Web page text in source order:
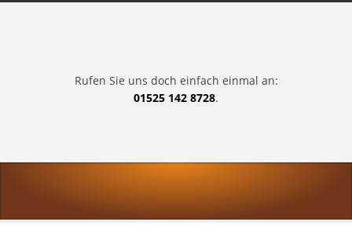
Rufen Sie uns doch einfach einmal an:
01525 142 8728.